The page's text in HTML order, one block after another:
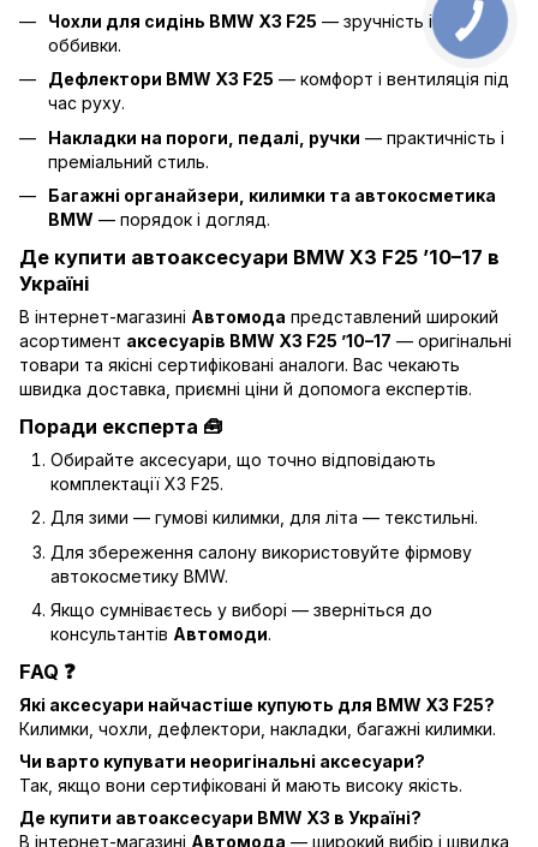
Чохли для сидінь BMW X3 F25 — зручність і захист
оббивки.
Дефлектори BMW X3 F25 — комфорт і вентиляція під
час руху.
Накладки на пороги, педалі, ручки — практичність і
преміальний стиль.
Багажні органайзери, килимки та автокосметика
BMW — порядок і догляд.
Де купити автоаксесуари BMW X3 F25 ’10–17 в
Україні
В інтернет-магазині Автомода представлений широкий
асортимент аксесуарів BMW X3 F25 ’10–17 — оригінальні
товари та якісні сертифіковані аналоги. Вас чекають
швидка доставка, приємні ціни й допомога експертів.
Поради експерта 🧰
Обирайте аксесуари, що точно відповідають
комплектації X3 F25.
Для зими — гумові килимки, для літа — текстильні.
Для збереження салону використовуйте фірмову
автокосметику BMW.
Якщо сумніваєтесь у виборі — зверніться до
консультантів Автомоди.
FAQ ❓
Які аксесуари найчастіше купують для BMW X3 F25?
Килимки, чохли, дефлектори, накладки, багажні килимки.
Чи варто купувати неоригінальні аксесуари?
Так, якщо вони сертифіковані й мають високу якість.
Де купити автоаксесуари BMW X3 в Україні?
В інтернет-магазині Автомода — широкий вибір і швидка